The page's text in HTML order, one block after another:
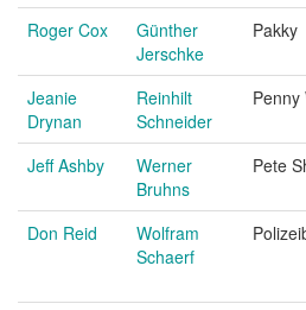
Roger Cox
Günther
Jerschke
Pakky
Jeanie
Drynan
Reinhilt
Schneider
Penny
Jeff Ashby
Werner
Bruhns
Pete
Don Reid
Wolfram
Schaerf